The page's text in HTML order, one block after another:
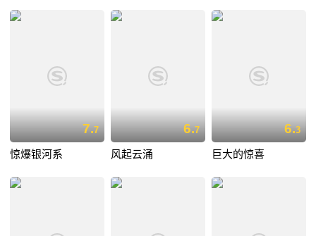
7.7
惊爆银河系
6.7
风起云涌
6.3
巨大的惊喜